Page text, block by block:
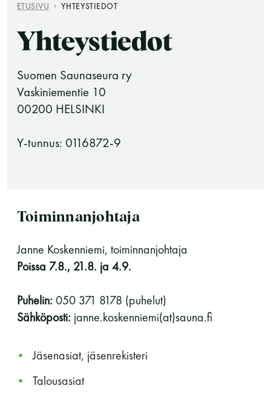
Saunatalo on avoinna
-Naisten päivät ovat maanantai ja
-Miesten päivät tiistai, keskiviikko,
-Kuukauden ensimmäinen lauantai on on
ETUSIVU YHTEYSTIEDOT
Yhteystiedot
Suomen Saunaseura ry
Vaskiniementie 10
00200 HELSINKI
Y-tunnus: 0116872-9
Toiminnanjohtaja
Janne Koskenniemi, toiminnanjohtaja
Poissa 7.8., 21.8. ja 4.9.
Puhelin: 050 371 8178 (puhelut)
Sähköposti: janne.koskenniemi(at)sauna.fi
Jäsenasiat, jäsenrekisteri
Talousasiat